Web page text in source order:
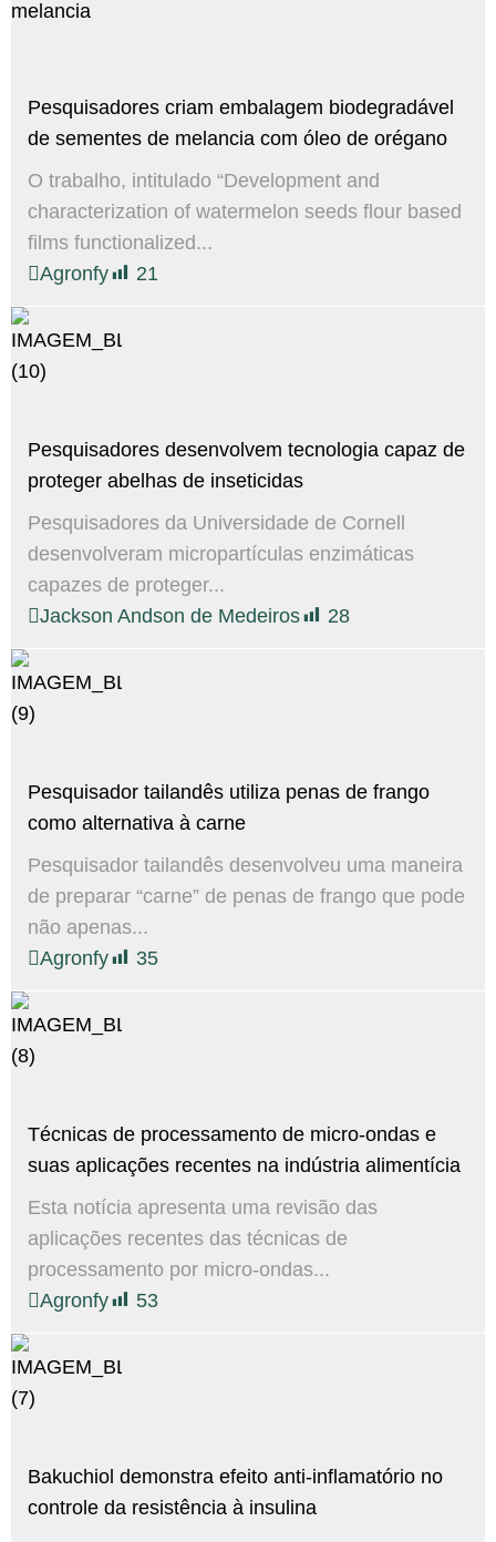
Pesquisadores criam embalagem biodegradável
de sementes de melancia com óleo de orégano
O trabalho, intitulado “Development and
characterization of watermelon seeds flour based
films functionalized...
Agronfy
21
Pesquisadores desenvolvem tecnologia capaz de
proteger abelhas de inseticidas
Pesquisadores da Universidade de Cornell
desenvolveram micropartículas enzimáticas
capazes de proteger...
Jackson Andson de Medeiros
28
Pesquisador tailandês utiliza penas de frango
como alternativa à carne
Pesquisador tailandês desenvolveu uma maneira
de preparar “carne” de penas de frango que pode
não apenas...
Agronfy
35
Técnicas de processamento de micro-ondas e
suas aplicações recentes na indústria alimentícia
Esta notícia apresenta uma revisão das
aplicações recentes das técnicas de
processamento por micro-ondas...
Agronfy
53
Bakuchiol demonstra efeito anti-inflamatório no
controle da resistência à insulina